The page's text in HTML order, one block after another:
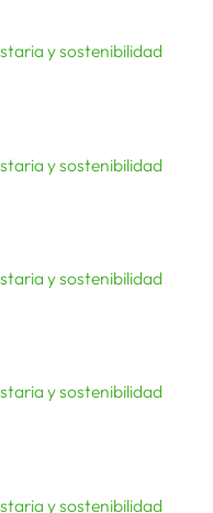
y sostenibilidad
y sostenibilidad
y sostenibilidad
y sostenibilidad
y sostenibilidad